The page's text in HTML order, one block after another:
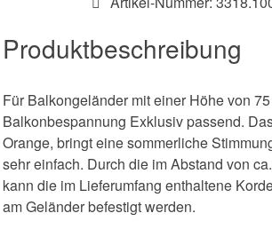
Produktbeschreibung
Für Balkongeländer mit einer Höhe von
Balkonbespannung Exklusiv passend.
Orange, bringt eine sommerliche
sehr einfach. Durch die im Abstand von
kann die im Lieferumfang enthaltene
am Geländer befestigt werden.